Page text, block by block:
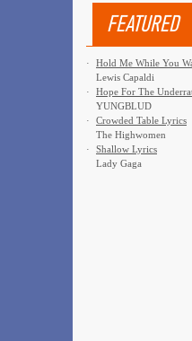
FEATURED
·
Hold Me While You
Lewis Capaldi
·
Hope For The
YUNGBLUD
·
Crowded Table Lyrics
The Highwomen
·
Shallow Lyrics
Lady Gaga